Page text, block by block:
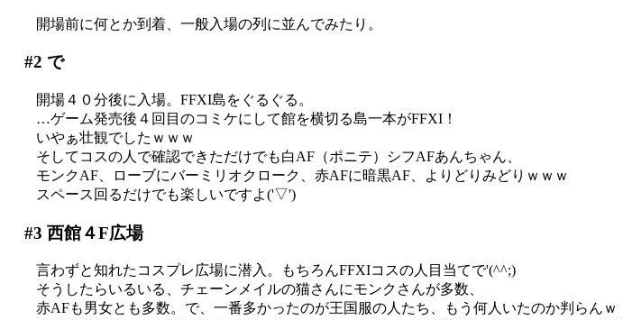
開場前に何とか到着、一般入場の列に並んでみたり。
#2 で
開場４０分後に入場。FFXI島をぐるぐる。
…ゲーム発売後４回目のコミケにして館を横切る島一本がFFXI！
いやぁ壮観でしたｗｗｗ
そしてコスの人で確認できただけでも白AF（ポニテ）シフAFあんちゃん、
モンクAF、ローブにバーミリオクローク、赤AFに暗黒AF、よりどりみどりｗｗｗ
スペース回るだけでも楽しいですよ('▽')
#3 西館４F広場
言わずと知れたコスプレ広場に潜入。もちろんFFXIコスの人目当てで'(^^;)
そうしたらいるいる、チェーンメイルの猫さんにモンクさんが多数、
赤AFも男女とも多数。で、一番多かったのが王国服の人たち、もう何人いたのか判らんｗ